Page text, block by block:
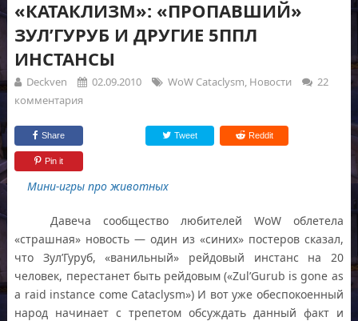
«КАТАКЛИЗМ»: «ПРОПАВШИЙ»
ЗУЛ’ГУРУБ И ДРУГИЕ 5ППЛ
ИНСТАНСЫ
Deckven 02.09.2010 WoW Cataclysm Новости
22
комментария
Share Tweet Reddit
Pin it
Мини-игры про животных
Давеча сообщество любителей WoW облетела
«страшная» новость — один из «синих» постеров сказал,
что Зул’Гуруб, «ванильный» рейдовый инстанс на 20
человек, перестанет быть рейдовым («Zul’Gurub is gone as
a raid instance come Cataclysm») И вот уже обеспокоенный
народ начинает с трепетом обсуждать данный факт и